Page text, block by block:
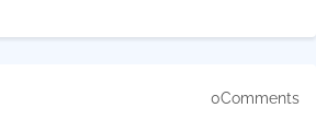
0Comments